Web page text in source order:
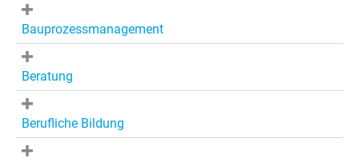
Bauprozessmanagement
Beratung
Berufliche Bildung